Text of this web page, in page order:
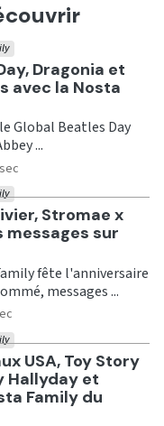
Dragonia et
avec la Nosta
Global Beatles Day
...
Stromae x
messages sur
fête l'anniversaire
messages ...
USA, Toy Story
Hallyday et
Family du